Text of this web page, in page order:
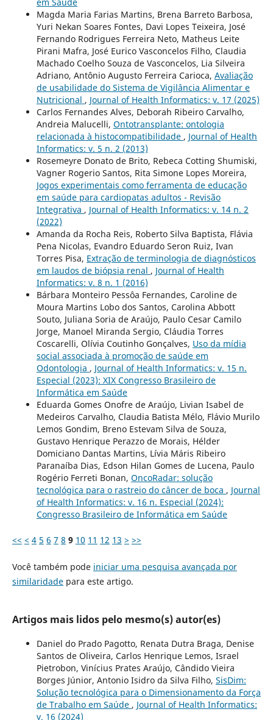
Magda Maria Farias Martins, Brena Barreto Barbosa,
Yuri Nekan Soares Fontes, Davi Lopes Teixeira, José
Fernando Rodrigues Ferreira Neto, Matheus Leite
Pirani Mafra, José Eurico Vasconcelos Filho, Claudia
Machado Coelho Souza de Vasconcelos, Lia Silveira
Adriano, Antônio Augusto Ferreira Carioca, Avaliação
de usabilidade do Sistema de Vigilância Alimentar e
Nutricional , Journal of Health Informatics: v. 17 (2025)
Carlos Fernandes Alves, Deborah Ribeiro Carvalho,
Andreia Malucelli, Ontotransplante: ontologia
relacionada à histocompatibilidade , Journal of Health
Informatics: v. 5 n. 2 (2013)
Rosemeyre Donato de Brito, Rebeca Cotting Shumiski,
Vagner Rogerio Santos, Rita Simone Lopes Moreira,
Jogos experimentais como ferramenta de educação
em saúde para cardiopatas adultos - Revisão
Integrativa , Journal of Health Informatics: v. 14 n. 2
(2022)
Amanda da Rocha Reis, Roberto Silva Baptista, Flávia
Pena Nicolas, Evandro Eduardo Seron Ruiz, Ivan
Torres Pisa, Extração de terminologia de diagnósticos
em laudos de biópsia renal , Journal of Health
Informatics: v. 8 n. 1 (2016)
Bárbara Monteiro Pessôa Fernandes, Caroline de
Moura Martins Lobo dos Santos, Carolina Abbott
Souto, Juliana Soria de Araújo, Paulo Cesar Camilo
Jorge, Manoel Miranda Sergio, Cláudia Torres
Coscarelli, Olívia Coutinho Gonçalves, Uso da mídia
social associada à promoção de saúde em
Odontologia , Journal of Health Informatics: v. 15 n.
Especial (2023): XIX Congresso Brasileiro de
Informática em Saúde
Eduarda Gomes Onofre de Araújo, Livian Isabel de
Medeiros Carvalho, Claudia Batista Mélo, Flávio Murilo
Lemos Gondim, Breno Estevam Silva de Souza,
Gustavo Henrique Perazzo de Morais, Hélder
Domiciano Dantas Martins, Lívia Máris Ribeiro
Paranaíba Dias, Edson Hilan Gomes de Lucena, Paulo
Rogério Ferreti Bonan, OncoRadar: solução
tecnológica para o rastreio do câncer de boca , Journal
of Health Informatics: v. 16 n. Especial (2024):
Congresso Brasileiro de Informática em Saúde
<< < 4 5 6 7 8 9 10 11 12 13 > >>
Você também pode iniciar uma pesquisa avançada por
similaridadepara este artigo.
Artigos mais lidos pelo mesmo(s) autor(es)
Daniel do Prado Pagotto, Renata Dutra Braga, Denise
Santos de Oliveira, Carlos Henrique Lemos, Israel
Pietrobon, Vinícius Prates Araújo, Cândido Vieira
Borges Júnior, Antonio Isidro da Silva Filho, SisDim:
Solução tecnológica para o Dimensionamento da Força
de Trabalho em Saúde , Journal of Health Informatics:
v. 16 (2024)